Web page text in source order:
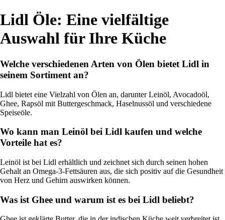
Lidl Öle: Eine vielfältige
Auswahl für Ihre Küche
Welche verschiedenen Arten von Ölen bietet Lidl in
seinem Sortiment an?
Lidl bietet eine Vielzahl von Ölen an, darunter Leinöl, Avocadoöl,
Ghee, Rapsöl mit Buttergeschmack, Haselnussöl und verschiedene
Speiseöle.
Wo kann man Leinöl bei Lidl kaufen und welche
Vorteile hat es?
Leinöl ist bei Lidl erhältlich und zeichnet sich durch seinen hohen
Gehalt an Omega-3-Fettsäuren aus, die sich positiv auf die Gesundheit
von Herz und Gehirn auswirken können.
Was ist Ghee und warum ist es bei Lidl beliebt?